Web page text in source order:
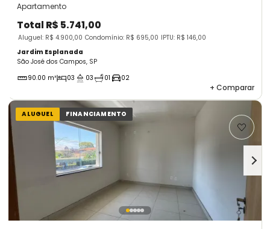
Apartamento
Total R$ 5.741,00
Aluguel: R$ 4.900,00 Condomínio: R$ 695,00 IPTU: R$ 146,00
Jardim Esplanada
São José dos Campos, SP
90.00 m²
03 03 01 02
+ Comparar
ALUGUEL FINANCIAMENTO